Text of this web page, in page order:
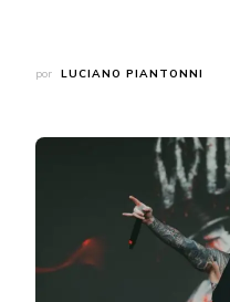
por LUCIANO PIANTONNI